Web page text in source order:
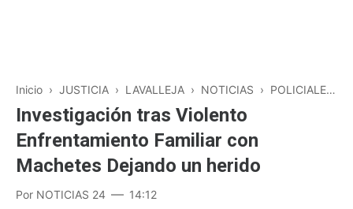
Inicio › JUSTICIA › LAVALLEJA › NOTICIAS › POLICIALES
Investigación tras Violento
Enfrentamiento Familiar con
Machetes Dejando un herido
Por NOTICIAS 24 14:12